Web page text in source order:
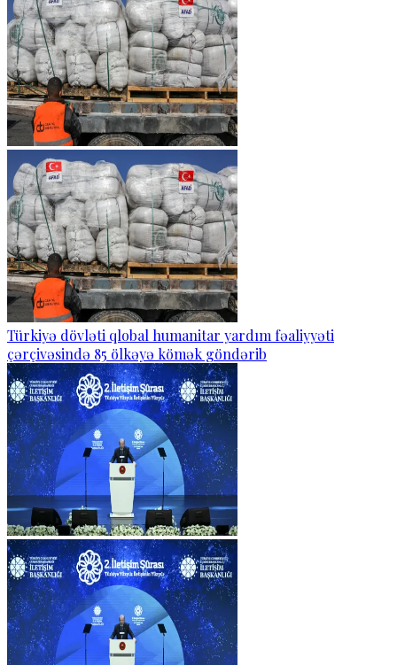
Türkiyə dövləti qlobal humanitar yardım fəaliyyəti
çərçivəsində 85 ölkəyə kömək göndərib